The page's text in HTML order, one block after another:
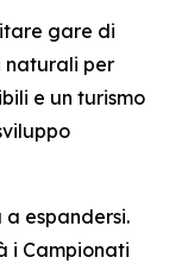
gare di
naturali per
e un turismo
espandersi.
i Campionati